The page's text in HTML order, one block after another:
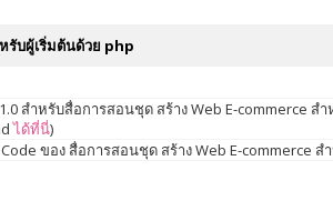
รับผู้เริ่มต้นด้วย php
สำหรับสื่อการสอนชุด สร้าง Web E-commerce
ได้ที่นี่)
Code ของ สื่อการสอนชุด สร้าง Web E-commerce